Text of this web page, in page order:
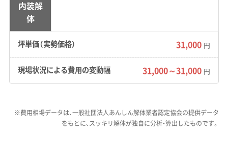
中山道蕨宿の歴史が影響する解体工事
の制約
江戸時代の宿場町「蕨宿」の町割りが今も残り、
工事の計画を複雑にしています。
内装解
体
31,000 円
31,000～31,000 円
※費用相場データは、一般社団法人あんしん解体業者認定協会の提供データ
をもとに、スッキリ解体が独自に分析・算出したものです。